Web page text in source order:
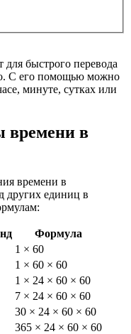
для быстрого перевода
С его помощью можно
минуте, сутках или
времени в
времени в
других единиц в
Формула
1 × 60
1 × 60 × 60
1 × 24 × 60 × 60
7 × 24 × 60 × 60
30 × 24 × 60 × 60
365 × 24 × 60 × 60